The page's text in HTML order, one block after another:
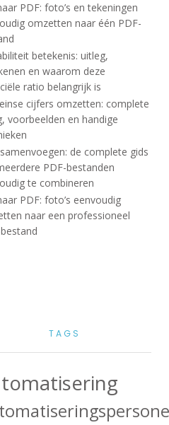
PDF: foto’s en tekeningen
omzetten naar één PDF-
betekenis: uitleg,
en waarom deze
ratio belangrijk is
cijfers omzetten: complete
voorbeelden en handige
de complete gids
PDF-bestanden
te combineren
PDF: foto’s eenvoudig
naar een professioneel
TAGS